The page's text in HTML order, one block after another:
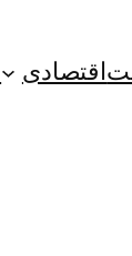
اقتصادی